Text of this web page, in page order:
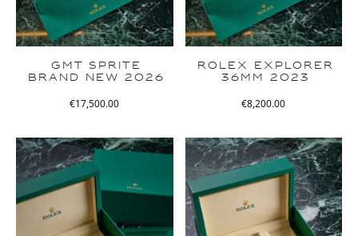
GMT SPRITE
BRAND NEW 2026
€17,500.00
ROLEX EXPLORER
36MM 2023
€8,200.00